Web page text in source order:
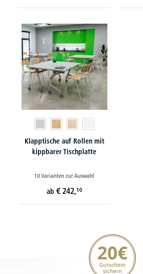
Klapptische auf Rollen mit
kippbarer Tischplatte
10 Varianten zur Auswahl
ab € 242,10
20€ Gutschein sichern